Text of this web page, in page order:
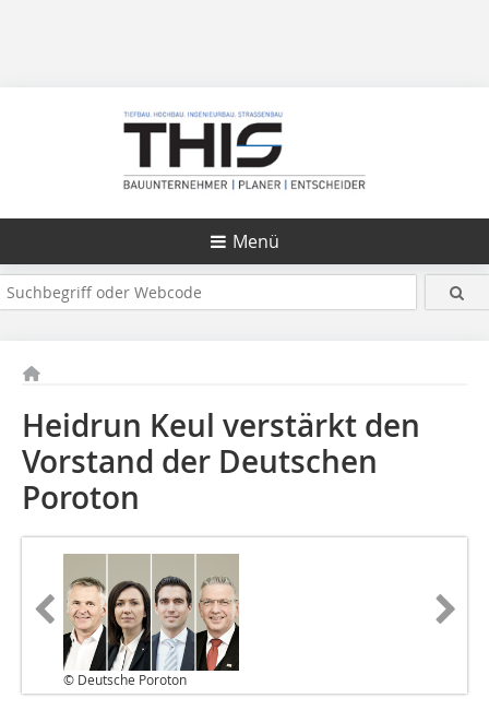
Menü
Heidrun Keul verstärkt den
Vorstand der Deutschen
Poroton
© Deutsche Poroton